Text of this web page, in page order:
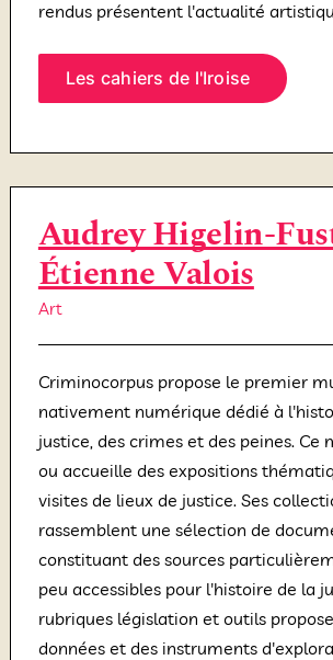
rendus présentent l'actualité
Les cahiers de l'Iroise
Audrey Higelin-
Étienne Valois
Art
Criminocorpus propose le premier
nativement numérique dédié à
justice, des crimes et des peines. Ce
ou accueille des expositions
visites de lieux de justice. Ses
rassemblent une sélection de
constituant des sources
peu accessibles pour l'histoire de la
rubriques législation et outils
données et des instruments